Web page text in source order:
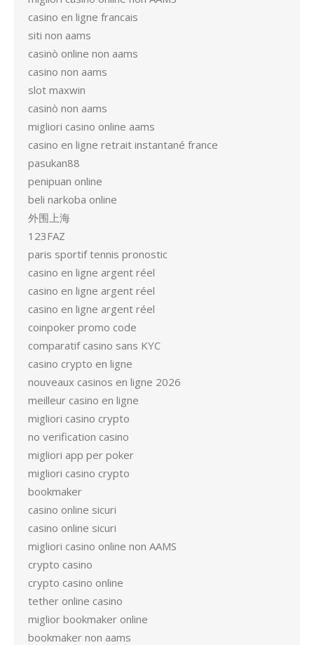
casino en ligne francais
siti non aams
casinò online non aams
casino non aams
slot maxwin
casinò non aams
migliori casino online aams
casino en ligne retrait instantané france
pasukan88
penipuan online
beli narkoba online
外围上海
123FAZ
paris sportif tennis pronostic
casino en ligne argent réel
casino en ligne argent réel
casino en ligne argent réel
coinpoker promo code
comparatif casino sans KYC
casino crypto en ligne
nouveaux casinos en ligne 2026
meilleur casino en ligne
migliori casino crypto
no verification casino
migliori app per poker
migliori casino crypto
bookmaker
casino online sicuri
casino online sicuri
migliori casino online non AAMS
crypto casino
crypto casino online
tether online casino
miglior bookmaker online
bookmaker non aams